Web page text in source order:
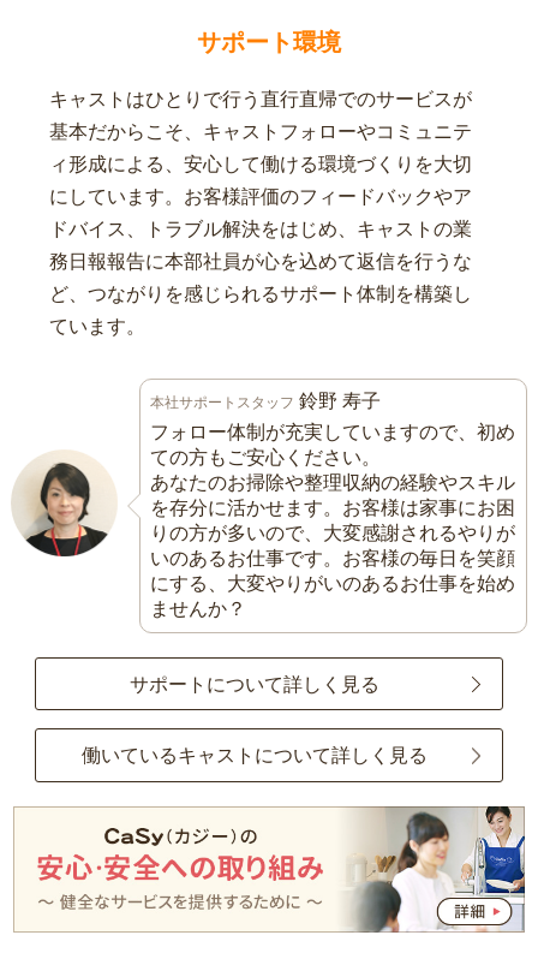
サポート環境
キャストはひとりで行う直行直帰でのサービスが
基本だからこそ、キャストフォローやコミュニテ
ィ形成による、安心して働ける環境づくりを大切
にしています。お客様評価のフィードバックやア
ドバイス、トラブル解決をはじめ、キャストの業
務日報報告に本部社員が心を込めて返信を行うな
ど、つながりを感じられるサポート体制を構築し
ています。
本社サポートスタッフ 鈴野 寿子
フォロー体制が充実していますので、初め
ての方もご安心ください。
あなたのお掃除や整理収納の経験やスキル
を存分に活かせます。お客様は家事にお困
りの方が多いので、大変感謝されるやりが
いのあるお仕事です。お客様の毎日を笑顔
にする、大変やりがいのあるお仕事を始め
ませんか？
サポートについて詳しく見る
働いているキャストについて詳しく見る